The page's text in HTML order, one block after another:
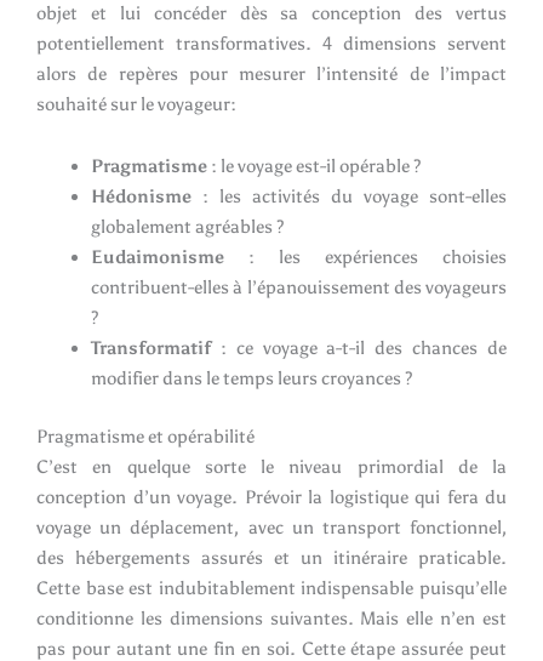
objet et lui concéder dès sa conception des vertus
potentiellement transformatives. 4 dimensions servent
alors de repères pour mesurer l’intensité de l’impact
souhaité sur le voyageur:
Pragmatisme : le voyage est-il opérable ?
Hédonisme : les activités du voyage sont-elles
globalement agréables ?
Eudaimonisme : les expériences choisies
contribuent-elles à l’épanouissement des voyageurs
?
Transformatif: ce voyage a-t-il des chances de
modifier dans le temps leurs croyances ?
Pragmatisme et opérabilité
C’est en quelque sorte le niveau primordial de la
conception d’un voyage. Prévoir la logistique qui fera du
voyage un déplacement, avec un transport fonctionnel,
des hébergements assurés et un itinéraire praticable.
Cette base est indubitablement indispensable puisqu’elle
conditionne les dimensions suivantes. Mais elle n’en est
pas pour autant une fin en soi. Cette étape assurée peut